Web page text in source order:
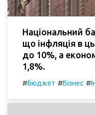
Національний
що інфляція в
до 10%, а
1,8%.
#бюджет #Бізнес #